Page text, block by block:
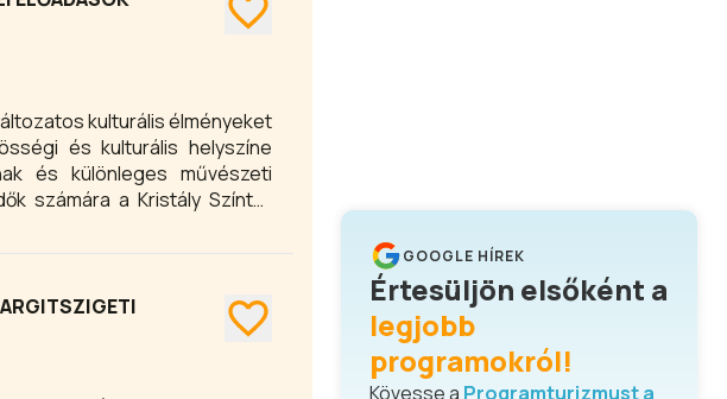
kulturális élményeket
és kulturális helyszíne
és különleges művészeti
számára a Kristály Színtér
követni a Kristály Színtér
GOOGLE HÍREK
Értesüljön elsőként a
legjobb
programokról!
Kövesse a Programturizmust a